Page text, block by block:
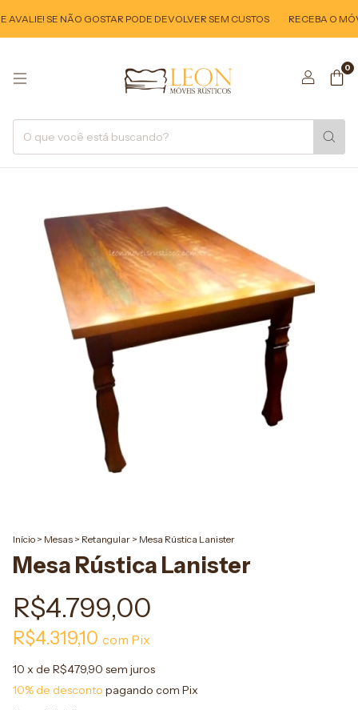
SE NÃO GOSTAR PODE DEVOLVER SEM CUSTOS RECEBA O
0
Início > Mesas > Retangular > Mesa Rústica Lanister
Mesa Rústica Lanister
R$4.799,00
R$4.319,10 com Pix
10 x de R$479,90 sem juros
10% de desconto pagando com Pix